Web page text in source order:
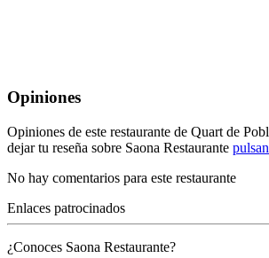
Opiniones
Opiniones de este restaurante de Quart de
dejar tu reseña sobre Saona Restaurante
No hay comentarios para este restaurante
Enlaces patrocinados
¿Conoces Saona Restaurante?